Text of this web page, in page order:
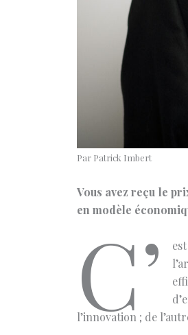
Par Patrick Imbert
Vous avez reçu le
en modèle
C’
l’innovation ; de